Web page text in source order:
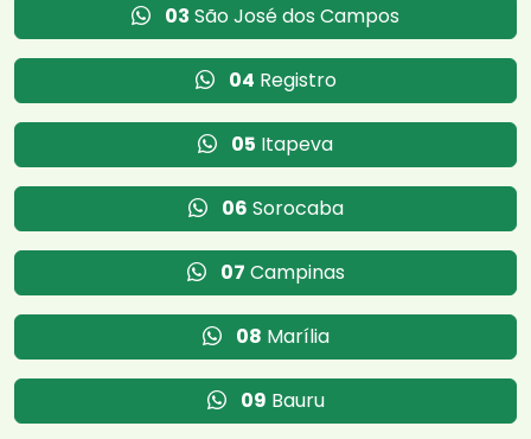
03 São José dos Campos
04 Registro
05 Itapeva
06 Sorocaba
07 Campinas
08 Marília
09 Bauru